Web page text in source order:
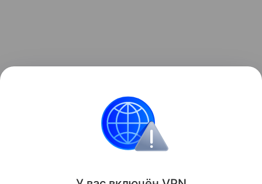
создали 4-тонный РЭБ-беспилотник CA-1EA.
Поделиться